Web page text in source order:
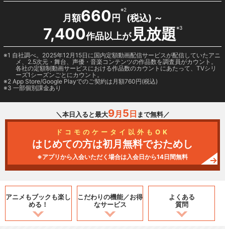
月額660 円
※2
(税込) ～
7,400作品以上が見放題※3
1 自社調べ。2025年12月15日に国内定額動画配信サービスが配信していたアニ
メ、2.5次元・舞台、声優・音楽コンテンツの作品数を調査員がカウント。
各社の定額制動画サービスにおける作品数のカウントにあたって、TVシリ
ーズ1シーズンごとにカウント。
2 App Store/Google Playでのご契約は月額760円(税込)
3 一部個別課金あり
＼本日入ると最大9月 5 日 まで無料／
ドコモのケータイ以外もOK
はじめての方は初月無料でおためし
※アプリから入会いただく場合は入会日から14日間無料
アニメもブックも楽し
める！
こだわりの機能／お得
なサービス
よくある
質問